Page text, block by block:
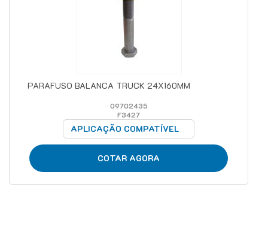
PARAFUSO BALANCA TRUCK 24X160MM
09702435
F3427
APLICAÇÃO COMPATÍVEL
COTAR AGORA